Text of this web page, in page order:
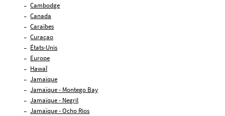
Cambodge
Canada
Caraïbes
Curaçao
États-Unis
Europe
HawaÏ
Jamaïque
Jamaïque - Montego Bay
Jamaïque - Negril
Jamaïque - Ocho Rios